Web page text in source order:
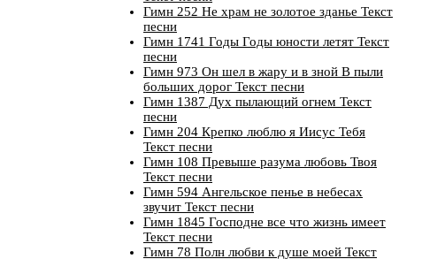
Гимн 252 Не храм не золотое зданье Текст
песни
Гимн 1741 Годы Годы юности летят Текст
песни
Гимн 973 Он шел в жару и в зной В пыли
больших дорог Текст песни
Гимн 1387 Дух пылающий огнем Текст
песни
Гимн 204 Крепко люблю я Иисус Тебя
Текст песни
Гимн 108 Превыше разума любовь Твоя
Текст песни
Гимн 594 Ангельское пенье в небесах
звучит Текст песни
Гимн 1845 Господне все что жизнь имеет
Текст песни
Гимн 78 Полн любви к душе моей Текст